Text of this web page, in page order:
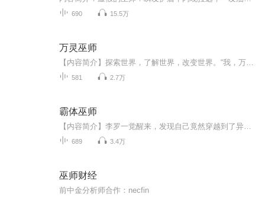
690 15.5万
万灵巫师
581 2.7万
霸体巫师
689 3.4万
巫师财经
前中金分析师合作：necfin